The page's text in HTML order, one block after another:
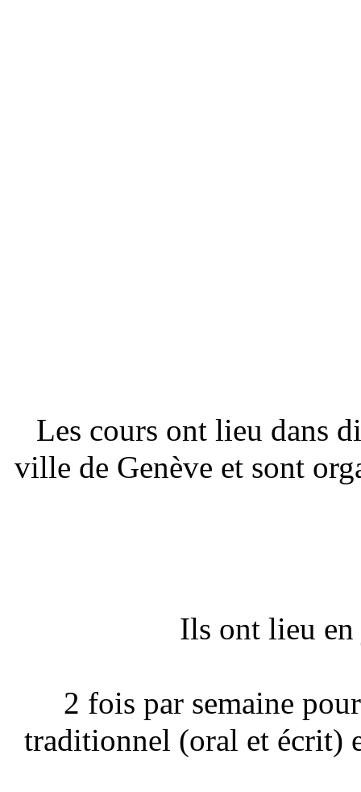
Les cours ont lieu dans
ville de Genève et sont
Ils ont lieu en
2 fois par semaine
traditionnel (oral et écrit)